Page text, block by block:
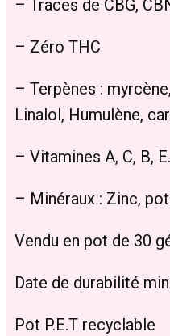
– Traces de CBG,
– Zéro THC
– Terpènes :
Linalol, Humulène,
– Vitamines A, C, B, E.
– Minéraux : Zinc,
Vendu en pot de 30
Date de durabilité
Pot P.E.T recyclable